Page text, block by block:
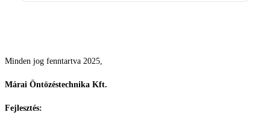
Minden jog fenntartva 2025,
Márai Öntözéstechnika Kft.
Fejlesztés: